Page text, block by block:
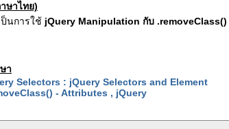
ษาไทย)
ป็นการใช้ jQuery Manipulation กับ .removeClass()
า
Selectors : jQuery Selectors and Element
- Attributes , jQuery